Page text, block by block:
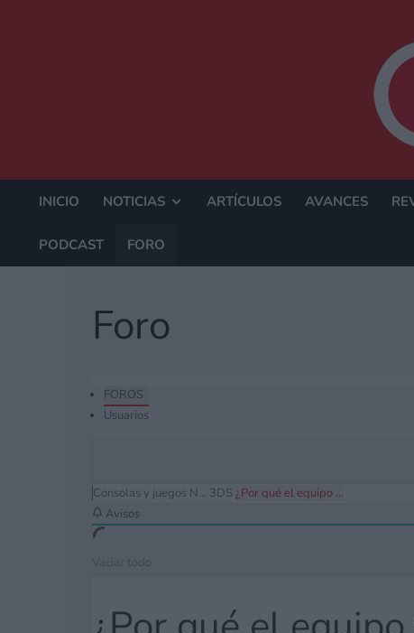
INICIO NOTICIAS ARTÍCULOS AVANCES
PODCAST FORO
Foro
FOROS
Usuarios
Consolas y juegos N... 3DS ¿Por qué el equipo ...
Avisos